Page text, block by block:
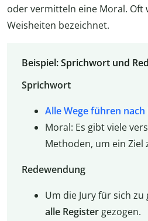
oder vermitteln eine Moral. Oft
Weisheiten bezeichnet.
Beispiel: Sprichwort und
Sprichwort
Alle Wege führen nach
Moral: Es gibt viele
Methoden, um ein Ziel
Redewendung
Um die Jury für sich
alle Registergezogen.